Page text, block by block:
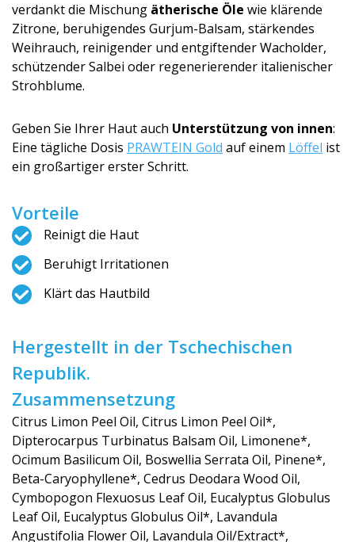
verdankt die Mischung ätherische Öle wie klärende
Zitrone, beruhigendes Gurjum-Balsam, stärkendes
Weihrauch, reinigender und entgiftender Wacholder,
schützender Salbei oder regenerierender italienischer
Strohblume.
Geben Sie Ihrer Haut auch Unterstützung von innen:
Eine tägliche Dosis PRAWTEIN Gold auf einem Löffel ist
ein großartiger erster Schritt.
Vorteile
Reinigt die Haut
Beruhigt Irritationen
Klärt das Hautbild
Hergestellt in der Tschechischen
Republik.
Zusammensetzung
Citrus Limon Peel Oil, Citrus Limon Peel Oil*,
Dipterocarpus Turbinatus Balsam Oil, Limonene*,
Ocimum Basilicum Oil, Boswellia Serrata Oil, Pinene*,
Beta-Caryophyllene*, Cedrus Deodara Wood Oil,
Cymbopogon Flexuosus Leaf Oil, Eucalyptus Globulus
Leaf Oil, Eucalyptus Globulus Oil*, Lavandula
Angustifolia Flower Oil, Lavandula Oil/Extract*,